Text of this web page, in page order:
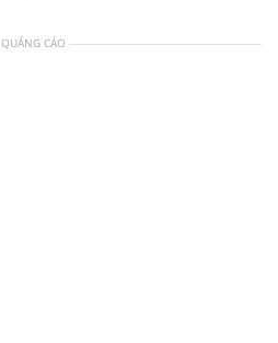
QUẢNG CÁO